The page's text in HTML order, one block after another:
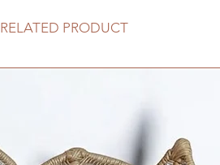
RELATED PRODUCT